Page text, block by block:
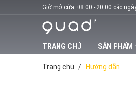
Giờ mở cửa: 08:00 - 20:00 các
TRANG CHỦ SẢN PHẨM
Trang chủ / Hướng dẫn